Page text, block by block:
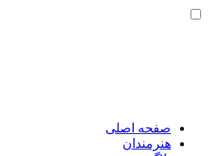
صفحه اصلی
هنرمندان